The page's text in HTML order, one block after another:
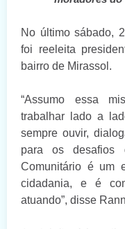
No último sábado,
foi reeleita
bairro de Mirassol.
“Assumo essa
trabalhar lado a
sempre ouvir,
para os desafios
Comunitário é um
cidadania, e é
atuando”, disse